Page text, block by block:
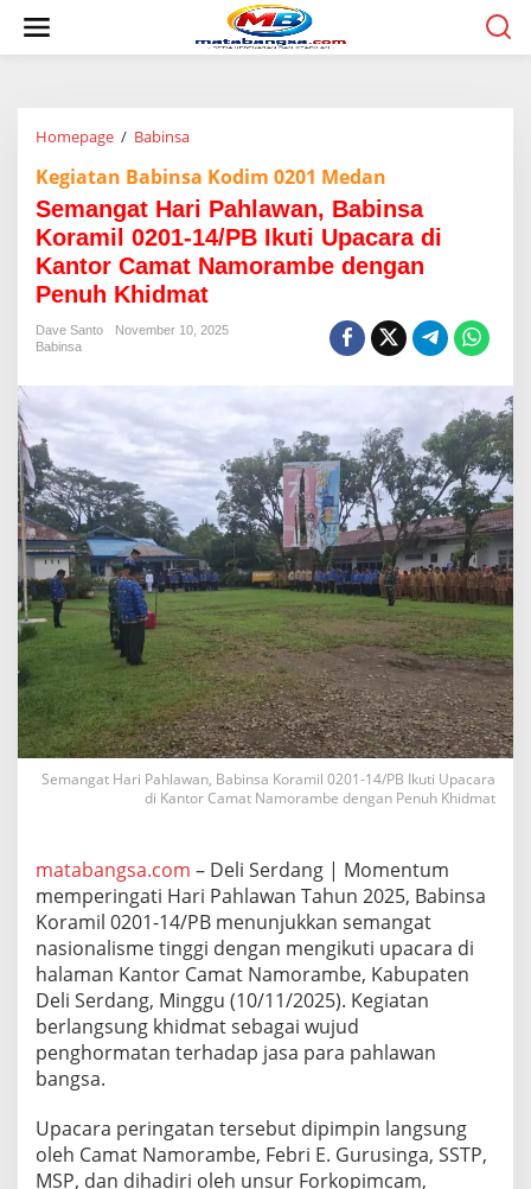
w
Homepage / Babinsa
m
a
n
g
a
t
H
a
P
h
l
a
n
,
B
a
b
i
n
s
a
K
o
r
a
2
0
1
-
4
/
P
u
t
i
Kegiatan Babinsa Kodim 0201 Medan
Semangat Hari Pahlawan, Babinsa
Koramil 0201-14/PB Ikuti Upacara di
Kantor Camat Namorambe dengan
Penuh Khidmat
Dave Santo
November 10, 2025
Babinsa
Semangat Hari Pahlawan, Babinsa Koramil 0201-14/PB Ikuti Upacara
di Kantor Camat Namorambe dengan Penuh Khidmat
matabangsa.com – Deli Serdang | Momentum
memperingati Hari Pahlawan Tahun 2025, Babinsa
Koramil 0201-14/PB menunjukkan semangat
nasionalisme tinggi dengan mengikuti upacara di
halaman Kantor Camat Namorambe, Kabupaten
Deli Serdang, Minggu (10/11/2025). Kegiatan
berlangsung khidmat sebagai wujud
penghormatan terhadap jasa para pahlawan
bangsa.
Upacara peringatan tersebut dipimpin langsung
oleh Camat Namorambe, Febri E. Gurusinga, SSTP,
MSP, dan dihadiri oleh unsur Forkopimcam,